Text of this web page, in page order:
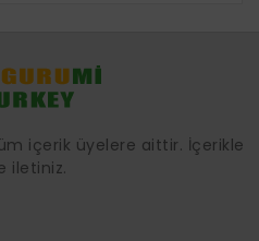
içerik üyelere aittir. İçerikle
iletiniz.